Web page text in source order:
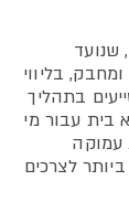
שנועד
בליווי
בתהליך
בית עבור מי
עמוקה
לצרכים